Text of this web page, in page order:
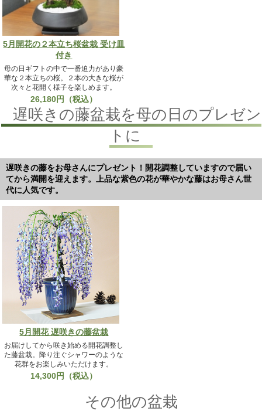
5月開花の２本立ち桜盆栽 受け皿
付き
母の日ギフトの中で一番迫力があり豪
華な２本立ちの桜。２本の大きな桜が
次々と花開く様子を楽しめます。
26,180円（税込）
遅咲きの藤盆栽を母の日のプレゼン
トに
遅咲きの藤をお母さんにプレゼント！開花調整していますので届い
てから満開を迎えます。上品な紫色の花が華やかな藤はお母さん世
代に人気です。
5月開花 遅咲きの藤盆栽
お届けしてから咲き始める開花調整し
た藤盆栽。降り注ぐシャワーのような
花群をお楽しみいただけます。
14,300円（税込）
その他の盆栽